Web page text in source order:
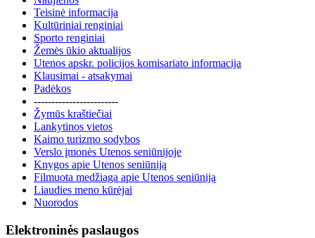
Teisinė informacija
Kultūriniai renginiai
Sporto renginiai
Žemės ūkio aktualijos
Utenos apskr. policijos komisariato informacija
Klausimai - atsakymai
Padėkos
------------------------
Žymūs kraštiečiai
Lankytinos vietos
Kaimo turizmo sodybos
Verslo įmonės Utenos seniūnijoje
Knygos apie Utenos seniūniją
Filmuota medžiaga apie Utenos seniūniją
Liaudies meno kūrėjai
Nuorodos
Elektroninės paslaugos